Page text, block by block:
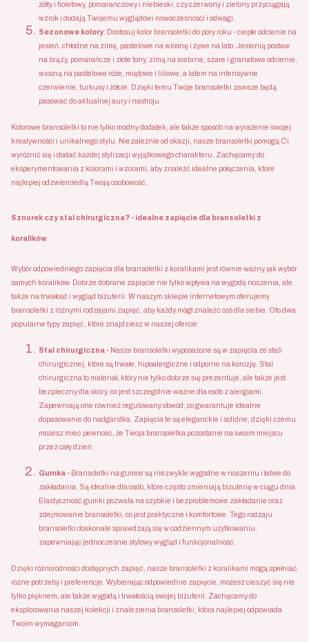
żółty i fioletowy, pomarańczowy i niebieski, czy czerwony i zielony przyciągają
wzrok i dodają Twojemu wyglądowi nowoczesności i odwagi.
Sezonowe kolory: Dostosuj kolor bransoletki do pory roku - ciepłe odcienie na
jesień, chłodne na zimę, pastelowe na wiosnę i żywe na lato. Jesienią postaw
na brązy, pomarańcze i złote tony, zimą na srebrne, szare i granatowe odcienie,
wiosną na pastelowe róże, miętowe i liliowe, a latem na intensywne
czerwienie, turkusy i żółcie. Dzięki temu Twoje bransoletki zawsze będą
pasować do aktualnej aury i nastroju.
Kolorowe bransoletki to nie tylko modny dodatek, ale także sposób na wyrażenie swojej
kreatywności i unikalnego stylu. Niezależnie od okazji, nasze bransoletki pomogą Ci
wyróżnić się i dodać każdej stylizacji wyjątkowego charakteru. Zachęcamy do
eksperymentowania z kolorami i wzorami, aby znaleźć idealne połączenia, które
najlepiej odzwierciedlą Twoją osobowość.
Sznurek czy stal chirurgiczna? - idealne zapięcie dla bransoletki z
koralików
Wybór odpowiedniego zapięcia dla bransoletki z koralikami jest równie ważny jak wybór
samych koralików. Dobrze dobrane zapięcie nie tylko wpływa na wygodę noszenia, ale
także na trwałość i wygląd biżuterii. W naszym sklepie internetowym oferujemy
bransoletki z różnymi rodzajami zapięć, aby każdy mógł znaleźć coś dla siebie. Oto dwa
popularne typy zapięć, które znajdziesz w naszej ofercie:
Stal chirurgiczna - Nasze bransoletki wyposażone są w zapięcia ze stali
chirurgicznej, które są trwałe, hipoalergiczne i odporne na korozję. Stal
chirurgiczna to materiał, który nie tylko dobrze się prezentuje, ale także jest
bezpieczny dla skóry, co jest szczególnie ważne dla osób z alergiami.
Zapewniają one również regulowany obwód, co gwarantuje idealne
dopasowanie do nadgarstka. Zapięcia te są eleganckie i solidne, dzięki czemu
możesz mieć pewność, że Twoja bransoletka pozostanie na swoim miejscu
przez cały dzień.
Gumka - Bransoletki na gumce są niezwykle wygodne w noszeniu i łatwe do
zakładania. Są idealne dla osób, które często zmieniają biżuterię w ciągu dnia.
Elastyczność gumki pozwala na szybkie i bezproblemowe zakładanie oraz
zdejmowanie bransoletki, co jest praktyczne i komfortowe. Tego rodzaju
bransoletki doskonale sprawdzają się w codziennym użytkowaniu,
zapewniając jednocześnie stylowy wygląd i funkcjonalność.
Dzięki różnorodności dostępnych zapięć, nasze bransoletki z koralikami mogą spełniać
różne potrzeby i preferencje. Wybierając odpowiednie zapięcie, możesz cieszyć się nie
tylko pięknem, ale także wygodą i trwałością swojej biżuterii. Zachęcamy do
eksplorowania naszej kolekcji i znalezienia bransoletki, która najlepiej odpowiada
Twoim wymaganiom.